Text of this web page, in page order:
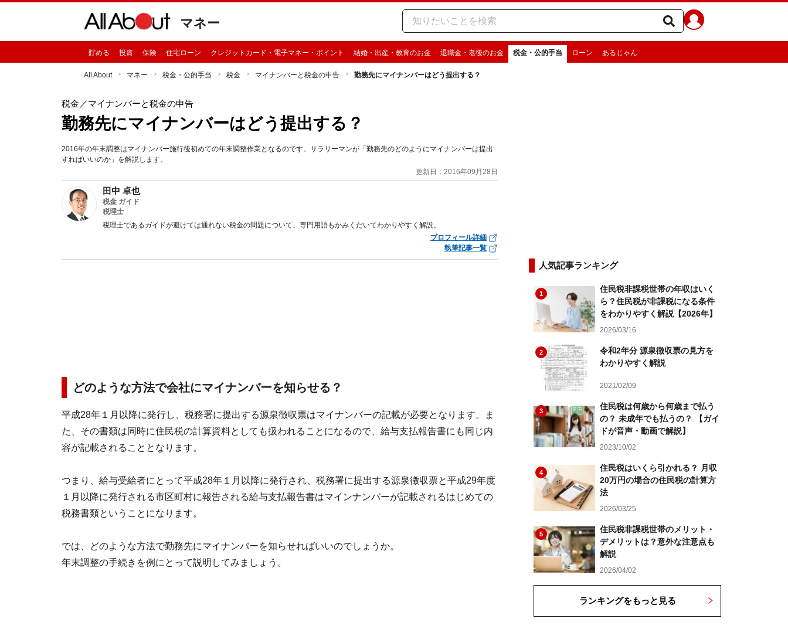
マネー
貯める 投資 保険 住宅ローン クレジットカード・電子マネー・ポイント 結婚・出産・教育のお金 退職金・老後のお金 税金・公的手当 ローン あるじゃん
All About マネー 税金・公的手当 税金 マイナンバーと税金の申告 勤務先にマイナンバーはどう提出する？
税金 ／マイナンバーと税金の申告
勤務先にマイナンバーはどう提出する？
2016年の年末調整はマイナンバー施行後初めての年末調整作業となるのです。サラリーマンが「勤務先のどのようにマイナンバーは提出
すればいいのか」を解説します。
更新日：2016年09月28日
田中 卓也
税金 ガイド
税理士
税理士であるガイドが避けては通れない税金の問題について、専門用語もかみくだいてわかりやすく解説。
プロフィール詳細
執筆記事一覧
どのような方法で会社にマイナンバーを知らせる？
平成28年１月以降に発行し、税務署に提出する源泉徴収票はマイナンバーの記載が必要となります。ま
た、その書類は同時に住民税の計算資料としても扱われることになるので、給与支払報告書にも同じ内
容が記載されることとなります。
つまり、給与受給者にとって平成28年１月以降に発行され、税務署に提出する源泉徴収票と平成29年度
１月以降に発行される市区町村に報告される給与支払報告書はマインナンバーが記載されるはじめての
税務書類ということになります。
では、どのような方法で勤務先にマイナンバーを知らせればいいのでしょうか。
年末調整の手続きを例にとって説明してみましょう。
人気記事ランキング
1
住民税非課税世帯の年収はいく
ら？住民税が非課税になる条件
をわかりやすく解説【2026年】
2026/03/16
2
令和2年分 源泉徴収票の見方を
わかりやすく解説
2021/02/09
3
住民税は何歳から何歳まで払う
の？ 未成年でも払うの？ 【ガイ
ドが音声・動画で解説】
2023/10/02
4
住民税はいくら引かれる？ 月収
20万円の場合の住民税の計算方
法
2026/03/25
5
住民税非課税世帯のメリット・
デメリットは？意外な注意点も
解説
2026/04/02
ランキングをもっと見る